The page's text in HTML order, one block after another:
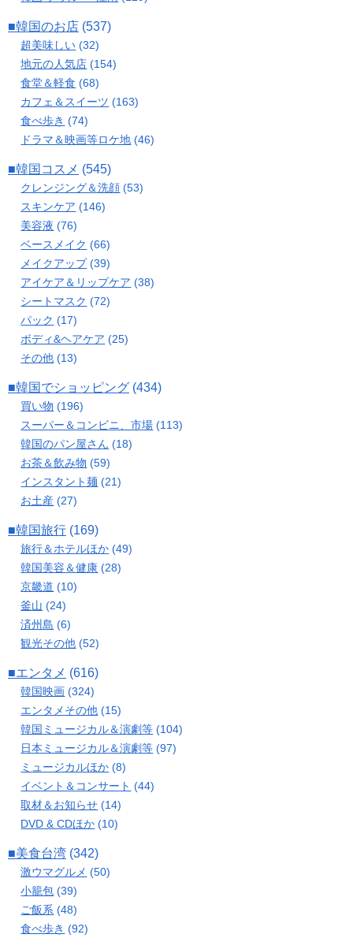
■韓国のお店 (537)
超美味しい (32)
地元の人気店 (154)
食堂＆軽食 (68)
カフェ＆スイーツ (163)
食べ歩き (74)
ドラマ＆映画等ロケ地 (46)
■韓国コスメ (545)
クレンジング＆洗顔 (53)
スキンケア (146)
美容液 (76)
ベースメイク (66)
メイクアップ(39)
アイケア＆リップケア (38)
シートマスク (72)
パック (17)
ボディ&ヘアケア (25)
その他 (13)
■韓国でショッピング (434)
買い物 (196)
スーパー＆コンビニ、市場 (113)
韓国のパン屋さん (18)
お茶＆飲み物 (59)
インスタント麺 (21)
お土産 (27)
■韓国旅行 (169)
旅行＆ホテルほか (49)
韓国美容＆健康 (28)
京畿道 (10)
釜山 (24)
済州島 (6)
観光その他 (52)
■エンタメ (616)
韓国映画 (324)
エンタメその他 (15)
韓国ミュージカル＆演劇等 (104)
日本ミュージカル＆演劇等 (97)
ミュージカルほか (8)
イベント＆コンサート (44)
取材＆お知らせ (14)
DVD & CDほか (10)
■美食台湾 (342)
激ウマグルメ (50)
小籠包 (39)
ご飯系 (48)
食べ歩き (92)